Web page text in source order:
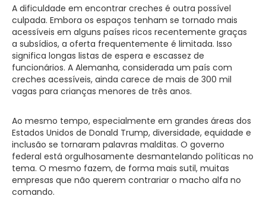
A dificuldade em encontrar creches é outra possível
culpada. Embora os espaços tenham se tornado mais
acessíveis em alguns países ricos recentemente graças
a subsídios, a oferta frequentemente é limitada. Isso
significa longas listas de espera e escassez de
funcionários. A Alemanha, considerada um país com
creches acessíveis, ainda carece de mais de 300 mil
vagas para crianças menores de três anos.
Ao mesmo tempo, especialmente em grandes áreas dos
Estados Unidos de Donald Trump, diversidade, equidade e
inclusão se tornaram palavras malditas. O governo
federal está orgulhosamente desmantelando políticas no
tema. O mesmo fazem, de forma mais sutil, muitas
empresas que não querem contrariar o macho alfa no
comando.